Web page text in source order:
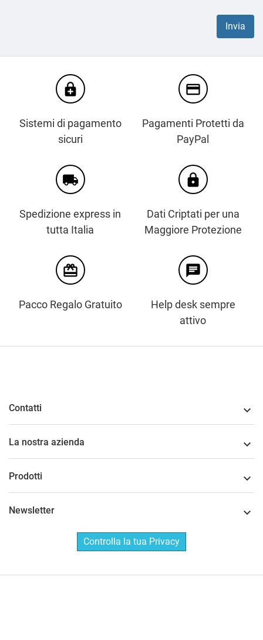
enhanced_encryption
Sistemi di pagamento
sicuri
credit_card
Pagamenti Protetti da
PayPal
local_shipping
Spedizione express in
tutta Italia
https
Dati Criptati per una
Maggiore Protezione
card_giftcard
Pacco Regalo Gratuito
chat
Help desk sempre
attivo
Contatti 
La nostra azienda 
Prodotti 
Newsletter 
Controlla la tua Privacy